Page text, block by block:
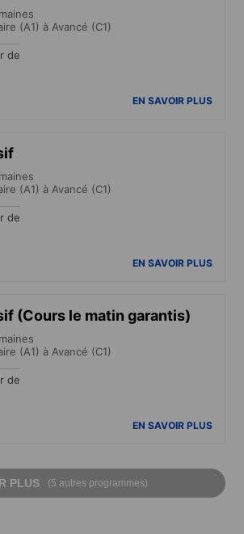
(A1) à Avancé (C1)
de
EN SAVOIR PLUS
(A1) à Avancé (C1)
de
EN SAVOIR PLUS
(Cours le matin garantis)
(A1) à Avancé (C1)
de
EN SAVOIR PLUS
PLUS (5 autres programmes)